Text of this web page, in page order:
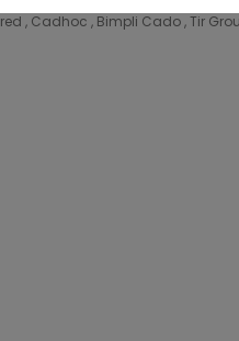
, Carte Cadeau Tape à l'Oeil ,
, Cadhoc , Bimpli Cado , Tir